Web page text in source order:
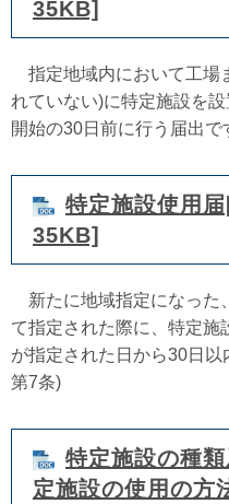
35KB]
指定地域内において工場
れていない)に特定施設を
開始の30日前に行う届出
特定施設使用
35KB]
新たに地域指定になった
て指定された際に、特定施
が指定された日から30日
第7条)
特定施設の種
定施設の使用の方